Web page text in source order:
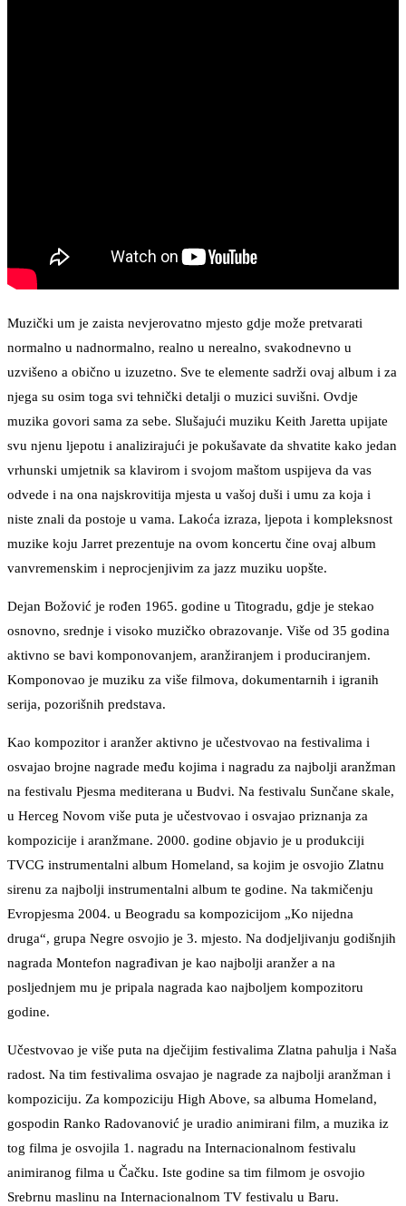
Muzički um je zaista nevjerovatno mjesto gdje može pretvarati
normalno u nadnormalno, realno u nerealno, svakodnevno u
uzvišeno a obično u izuzetno. Sve te elemente sadrži ovaj album i za
njega su osim toga svi tehnički detalji o muzici suvišni. Ovdje
muzika govori sama za sebe. Slušajući muziku Keith Jaretta upijate
svu njenu ljepotu i analizirajući je pokušavate da shvatite kako jedan
vrhunski umjetnik sa klavirom i svojom maštom uspijeva da vas
odvede i na ona najskrovitija mjesta u vašoj duši i umu za koja i
niste znali da postoje u vama. Lakoća izraza, ljepota i kompleksnost
muzike koju Jarret prezentuje na ovom koncertu čine ovaj album
vanvremenskim i neprocjenjivim za jazz muziku uopšte.
Dejan Božović je rođen 1965. godine u Titogradu, gdje je stekao
osnovno, srednje i visoko muzičko obrazovanje. Više od 35 godina
aktivno se bavi komponovanjem, aranžiranjem i produciranjem.
Komponovao je muziku za više filmova, dokumentarnih i igranih
serija, pozorišnih predstava.
Kao kompozitor i aranžer aktivno je učestvovao na festivalima i
osvajao brojne nagrade među kojima i nagradu za najbolji aranžman
na festivalu Pjesma mediterana u Budvi. Na festivalu Sunčane skale,
u Herceg Novom više puta je učestvovao i osvajao priznanja za
kompozicije i aranžmane. 2000. godine objavio je u produkciji
TVCG instrumentalni album Homeland, sa kojim je osvojio Zlatnu
sirenu za najbolji instrumentalni album te godine. Na takmičenju
Evropjesma 2004. u Beogradu sa kompozicijom „Ko nijedna
druga“, grupa Negre osvojio je 3. mjesto. Na dodjeljivanju godišnjih
nagrada Montefon nagrađivan je kao najbolji aranžer a na
posljednjem mu je pripala nagrada kao najboljem kompozitoru
godine.
Učestvovao je više puta na dječijim festivalima Zlatna pahulja i Naša
radost. Na tim festivalima osvajao je nagrade za najbolji aranžman i
kompoziciju. Za kompoziciju High Above, sa albuma Homeland,
gospodin Ranko Radovanović je uradio animirani film, a muzika iz
tog filma je osvojila 1. nagradu na Internacionalnom festivalu
animiranog filma u Čačku. Iste godine sa tim filmom je osvojio
Srebrnu maslinu na Internacionalnom TV festivalu u Baru.